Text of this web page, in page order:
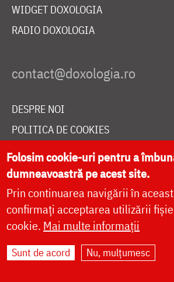
WIDGET DOXOLOGIA
RADIO DOXOLOGIA
DESPRE NOI
POLITICA DE COOKIES
DONEAZĂ ONLINE PENTRU
LIVE
Site dezvoltat de
Arhiepiscopia Iașilor | ©
Folosim cookie-uri pentru a
dumneavoastră pe acest site.
Prin continuarea navigării în
confirmați acceptarea utilizării
cookie. Mai multe informații
Sunt de acord Nu, mulțumesc